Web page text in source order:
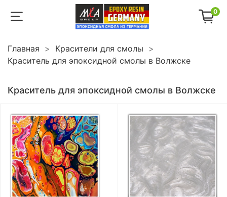
0
Главная
Красители для смолы
Краситель для эпоксидной смолы в Волжске
Краситель для эпоксидной смолы в Волжске